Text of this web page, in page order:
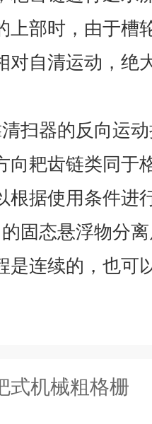
上部时，由于槽
对自清运动，绝
扫器的反向运
向耙齿链类同于
根据使用条件进
固态悬浮物分
是连续的，也可
式机械粗格栅